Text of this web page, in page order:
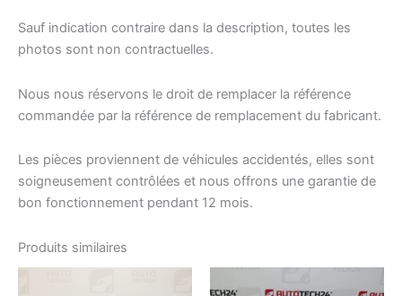
Sauf indication contraire dans la description, toutes les
photos sont non contractuelles.
Nous nous réservons le droit de remplacer la référence
commandée par la référence de remplacement du fabricant.
Les pièces proviennent de véhicules accidentés, elles sont
soigneusement contrôlées et nous offrons une garantie de
bon fonctionnement pendant 12 mois.
Produits similaires